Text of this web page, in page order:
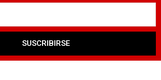
SUSCRIBIRSE